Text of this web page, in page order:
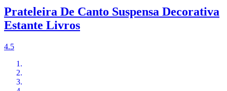
Prateleira De Canto Suspensa Decorativa
Estante Livros
4.5